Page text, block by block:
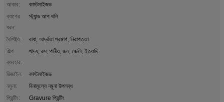
আকার:
কাস্টমাইজড
ব্যাগের
ধরন:
স্ট্যান্ড আপ থলি
বৈশিষ্ট্য:
বাধা, আর্দ্রতা প্রমাণ, নিরাপত্তা
শিল্প
ব্যবহার:
খাদ্য, রস, পানীয়, জল, জেলি, ইত্যাদি
ডিজাইন:
কাস্টমাইজড
নমুনা:
বিনামূল্যে নমুনা উপলব্ধ
প্রিন্টিং:
Gravure প্রিন্টিং